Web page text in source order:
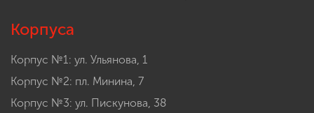
Корпуса
Корпус №1: ул. Ульянова, 1
Корпус №2: пл. Минина, 7
Корпус №3: ул. Пискунова, 38